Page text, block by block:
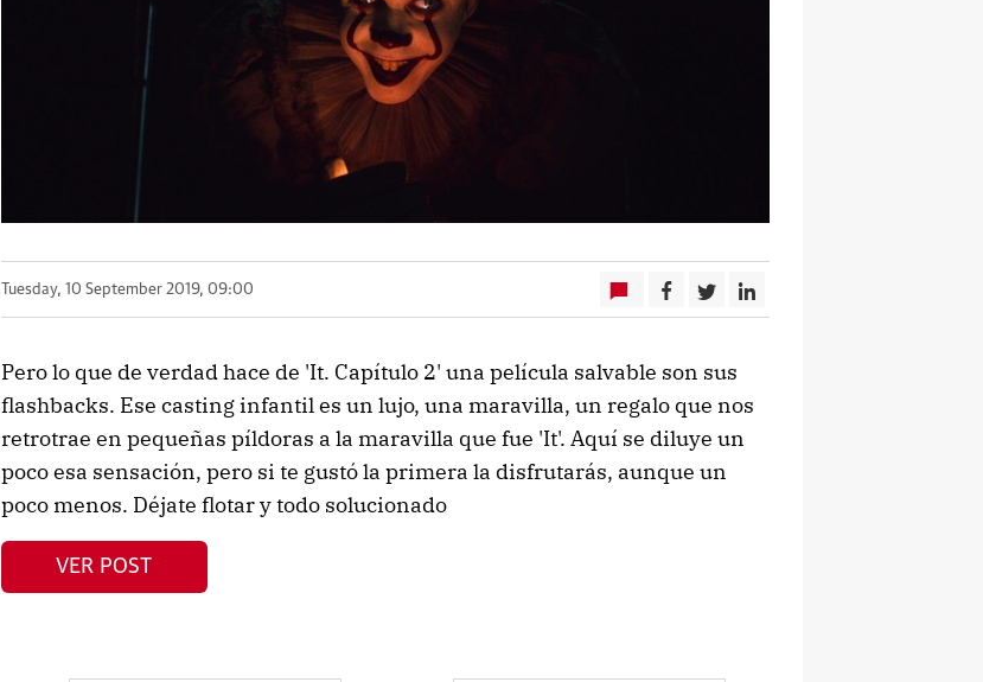
Tuesday, 10 September 2019, 09:00
Pero lo que de verdad hace de 'It. Capítulo 2' una película salvable son sus
flashbacks. Ese casting infantil es un lujo, una maravilla, un regalo que nos
retrotrae en pequeñas píldoras a la maravilla que fue 'It'. Aquí se diluye un
poco esa sensación, pero si te gustó la primera la disfrutarás, aunque un
poco menos. Déjate flotar y todo solucionado
VER POST